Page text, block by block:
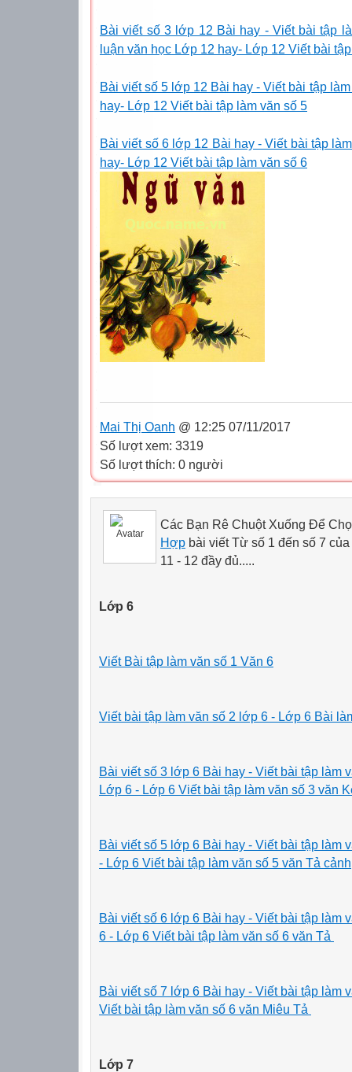
Bài viết số 3 lớp 12 Bài hay - Viết bài tập
luận văn học Lớp 12 hay- Lớp 12 Viết bài
Bài viết số 5 lớp 12 Bài hay - Viết bài tập
hay- Lớp 12 Viết bài tập làm văn số 5
Bài viết số 6 lớp 12 Bài hay - Viết bài tập
hay- Lớp 12 Viết bài tập làm văn số 6
Mai Thị Oanh @ 12:25 07/11/2017
Số lượt xem: 3319
Số lượt thích: 0 người
Các Bạn Rê Chuột Xuống Để
Hợp bài viết Từ số 1 đến số 7
11 - 12 đầy đủ.....
Lớp 6
Viết Bài tập làm văn số 1 Văn 6
Viết bài tập làm văn số 2 lớp 6 - Lớp 6 Bài
Bài viết số 3 lớp 6 Bài hay - Viết bài tập làm
Lớp 6 - Lớp 6 Viết bài tập làm văn số 3 văn
Bài viết số 5 lớp 6 Bài hay - Viết bài tập làm
- Lớp 6 Viết bài tập làm văn số 5 văn Tả cảnh
Bài viết số 6 lớp 6 Bài hay - Viết bài tập làm
6 - Lớp 6 Viết bài tập làm văn số 6 văn Tả
Bài viết số 7 lớp 6 Bài hay - Viết bài tập làm
Viết bài tập làm văn số 6 văn Miêu Tả
Lớp 7